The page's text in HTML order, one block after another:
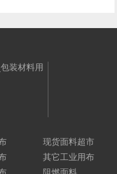
装材料用
现货面料超市
其它工业用布